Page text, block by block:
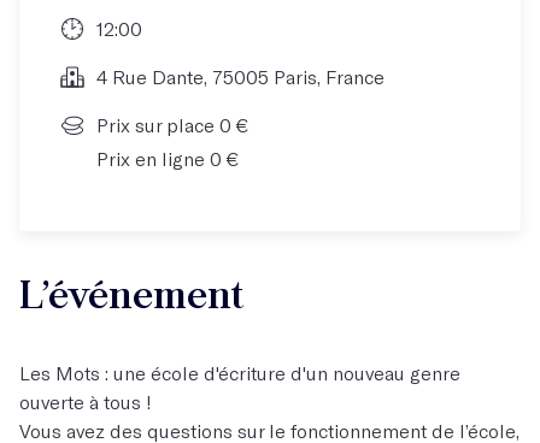
12:00
4 Rue Dante, 75005 Paris, France
Prix sur place 0 €
Prix en ligne 0 €
L’événement
Les Mots : une école d'écriture d'un nouveau genre
ouverte à tous !
Vous avez des questions sur le fonctionnement de l’école,